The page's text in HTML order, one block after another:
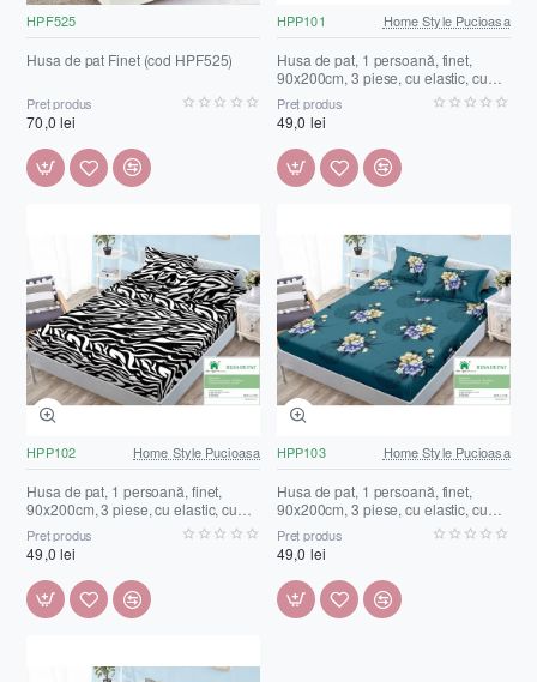
HPF525
Husa de pat Finet (cod HPF525)
Preț produs
70,0 lei
HPP101 Home Style Pucioasa
Husa de pat, 1 persoană, finet,
90x200cm, 3 piese, cu elastic, cu
imprimeu, HPP101
Preț produs
49,0 lei
HPP102 Home Style Pucioasa
Husa de pat, 1 persoană, finet,
90x200cm, 3 piese, cu elastic, cu
imprimeu, HPP102
Preț produs
49,0 lei
HPP103 Home Style Pucioasa
Husa de pat, 1 persoană, finet,
90x200cm, 3 piese, cu elastic, cu
imprimeu, HPP103
Preț produs
49,0 lei